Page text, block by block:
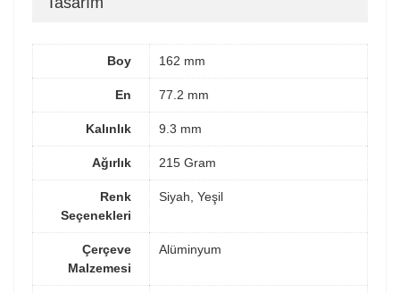
Boy 162 mm
En 77.2 mm
Kalınlık 9.3 mm
Ağırlık 215 Gram
Renk
Seçenekleri
Siyah, Yeşil
Çerçeve
Malzemesi
Alüminyum